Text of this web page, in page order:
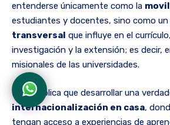
entenderse únicamente como la
estudiantes y docentes, sino como un
transversal que influye en el
investigación y la extensión; es decir,
misionales de las universidades.
Esto implica que desarrollar una
internacionalización en casa,
tengan acceso a experiencias de